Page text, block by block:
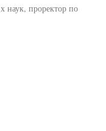
наук, проректор по